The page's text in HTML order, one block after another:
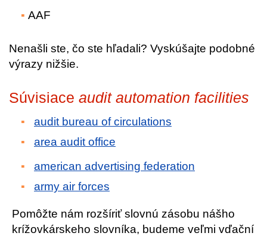
AAF
Nenašli ste, čo ste hľadali? Vyskúšajte podobné
výrazy nižšie.
Súvisiace audit automation facilities
audit bureau of circulations
area audit office
american advertising federation
army air forces
Pomôžte nám rozšíriť slovnú zásobu nášho
krížovkárskeho slovníka, budeme veľmi vďační